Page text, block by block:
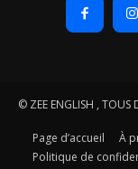
© ZEE ENGLISH , TOUS
Page d’accueil À
Politique de